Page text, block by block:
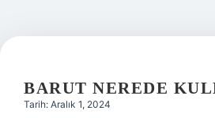
BARUT NEREDE
Tarih: Aralık 1, 2024